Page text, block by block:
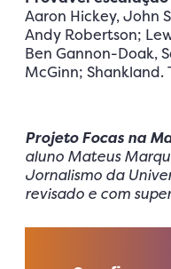
Aaron Hickey, John
Andy Robertson;
Ben Gannon-Doak,
McGinn; Shankland.
Projeto Focas na
aluno Mateus
Jornalismo da
revisado e com